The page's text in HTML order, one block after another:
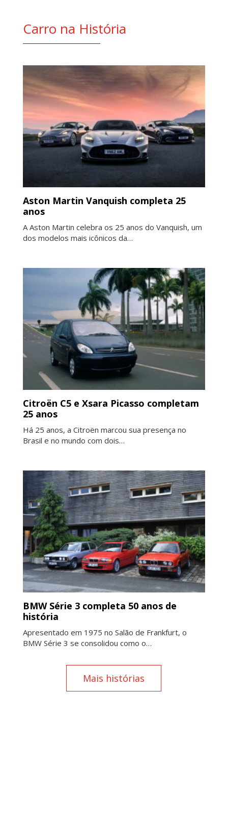
Carro na História
Aston Martin Vanquish completa 25
anos
A Aston Martin celebra os 25 anos do Vanquish, um
dos modelos mais icônicos da…
Citroën C5 e Xsara Picasso completam
25 anos
Há 25 anos, a Citroën marcou sua presença no
Brasil e no mundo com dois…
BMW Série 3 completa 50 anos de
história
Apresentado em 1975 no Salão de Frankfurt, o
BMW Série 3 se consolidou como o…
Mais histórias